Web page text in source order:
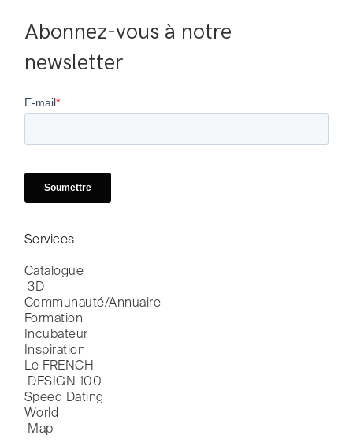
Abonnez-vous à notre
newsletter
Services
Catalogue
3D
Communauté/Annuaire
Formation
Incubateur
Inspiration
Le FRENCH
DESIGN 100
Speed Dating
World
Map